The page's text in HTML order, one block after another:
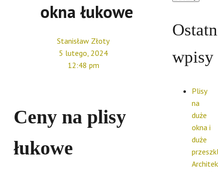
okna łukowe
Stanisław Złoty
5 lutego, 2024
12:48 pm
Ceny na plisy
łukowe
wpisy
Plisy
na
duże
okna i
duże